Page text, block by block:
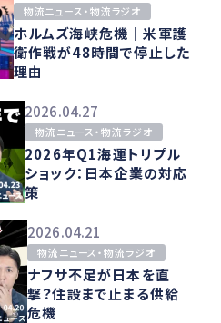
物流ニュース・物流ラジオ
ホルムズ海峡危機｜米軍護
衛作戦が48時間で停止した
理由
2026.04.27
物流ニュース・物流ラジオ
2026年Q1海運トリプル
ショック：日本企業の対応
策
2026.04.21
物流ニュース・物流ラジオ
ナフサ不足が日本を直
撃？住設まで止まる供給
危機